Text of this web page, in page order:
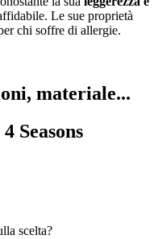
Le sue proprietà
chi soffre di allergie.
materiale...
Seasons
scelta?